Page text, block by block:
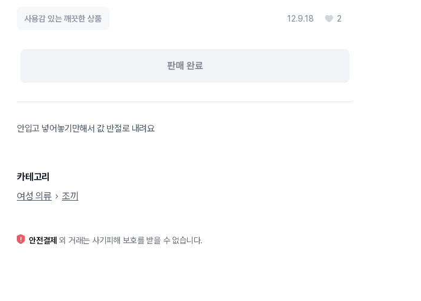
12.9.18 2
사용감 있는 깨끗한 상품
판매 완료
안입고 넣어놓기만해서 값 반절로 내려요
카테고리
여성 의류
조끼
안전결제 외 거래는 사기피해 보호를 받을 수 없습니다.